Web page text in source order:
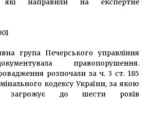
Школярам необхідно валідувати свій
Києві біля монастиря знайшли тіло вбитої
(фото 18+)
6 років ago
які направили на експертне
група Печерського управління
правопорушення.
розпочали за ч. 3 ст. 185
кодексу України, за якою
загрожує до шести років